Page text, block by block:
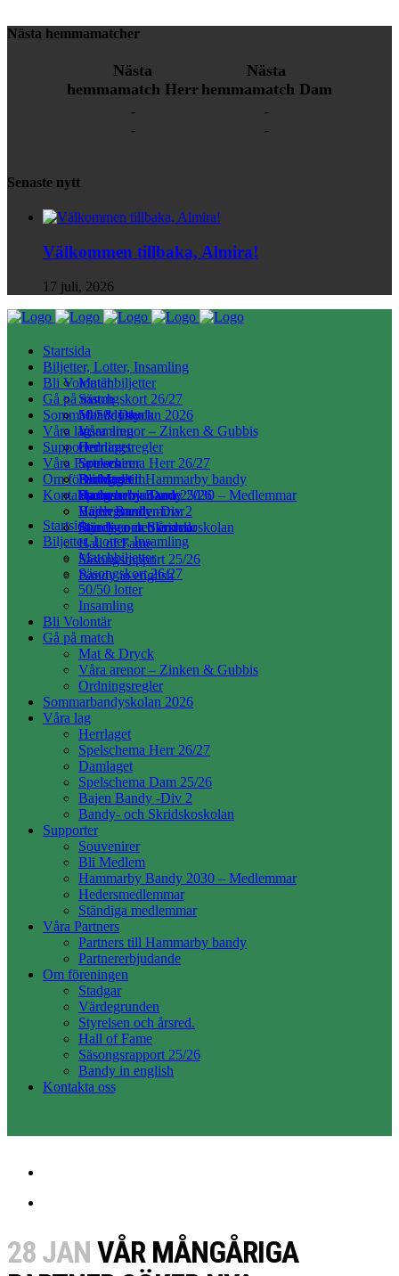
Nästa hemmamatcher
Nästa
hemmamatch Herr
-
-
Nästa
hemmamatch Dam
-
-
Senaste nytt
Välkommen tillbaka, Almira!
17 juli, 2026
Startsida
Biljetter, Lotter, Insamling
Matchbiljetter
Säsongskort 26/27
50/50 lotter
Insamling
Bli Volontär
Gå på match
Mat & Dryck
Våra arenor – Zinken & Gubbis
Ordningsregler
Sommarbandyskolan 2026
Våra lag
Herrlaget
Spelschema Herr 26/27
Damlaget
Spelschema Dam 25/26
Bajen Bandy -Div 2
Bandy- och Skridskoskolan
Supporter
Souvenirer
Bli Medlem
Hammarby Bandy 2030 – Medlemmar
Hedersmedlemmar
Ständiga medlemmar
Våra Partners
Partners till Hammarby bandy
Partnererbjudande
Om föreningen
Stadgar
Värdegrunden
Styrelsen och årsred.
Hall of Fame
Säsongsrapport 25/26
Bandy in english
Kontakta oss
Startsida
Biljetter, Lotter, Insamling
Matchbiljetter
Säsongskort 26/27
50/50 lotter
Insamling
Bli Volontär
Gå på match
Mat & Dryck
Våra arenor – Zinken & Gubbis
Ordningsregler
Sommarbandyskolan 2026
Våra lag
Herrlaget
Spelschema Herr 26/27
Damlaget
Spelschema Dam 25/26
Bajen Bandy -Div 2
Bandy- och Skridskoskolan
Supporter
Souvenirer
Bli Medlem
Hammarby Bandy 2030 – Medlemmar
Hedersmedlemmar
Ständiga medlemmar
Våra Partners
Partners till Hammarby bandy
Partnererbjudande
Om föreningen
Stadgar
Värdegrunden
Styrelsen och årsred.
Hall of Fame
Säsongsrapport 25/26
Bandy in english
Kontakta oss
28 JAN VÅR MÅNGÅRIGA